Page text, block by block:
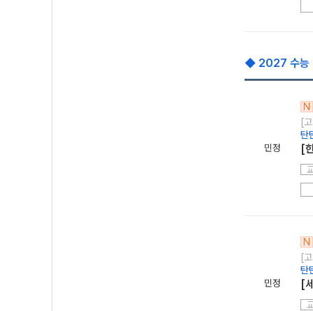
◆ 2027 수능
민정
N
[
탄
[
민정
N
[
탄
[